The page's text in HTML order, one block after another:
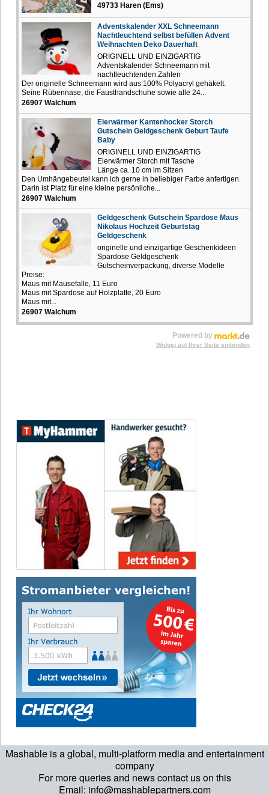
Mashable is a global, multi-platform media and entertainment
company
For more queries and news contact us on this
Email: info@mashablepartners.com
49733 Haren (Ems)
Adventskalender XXL Schneemann
Nachtleuchtend selbst befüllen Advent
Weihnachten Deko Dauerhaft
ORIGINELL UND EINZIGARTIG
Adventskalender Schneemann mit
nachtleuchtenden Zahlen
Der originelle Schneemann wird aus 100% Polyacryl gehäkelt.
Seine Rübennase, die Fausthandschuhe sowie alle 24...
26907 Walchum
Eierwärmer Kantenhocker Storch
Gutschein Geldgeschenk Geburt Taufe
Baby
ORIGINELL UND EINZIGARTIG
Eierwärmer Storch mit Tasche
Länge ca. 10 cm im Sitzen
Den Umhängebeutel kann ich gerne in beliebiger Farbe anfertigen.
Darin ist Platz für eine kleine persönliche...
26907 Walchum
Geldgeschenk Gutschein Spardose Maus
Nikolaus Hochzeit Geburtstag
Geldgeschenk
originelle und einzigartige Geschenkideen
Spardose Geldgeschenk
Gutscheinverpackung, diverse Modelle
Preise:
Maus mit Mausefalle, 11 Euro
Maus mit Spardose auf Holzplatte, 20 Euro
Maus mit...
26907 Walchum
Powered by
Widget auf Ihrer Seite einbinden